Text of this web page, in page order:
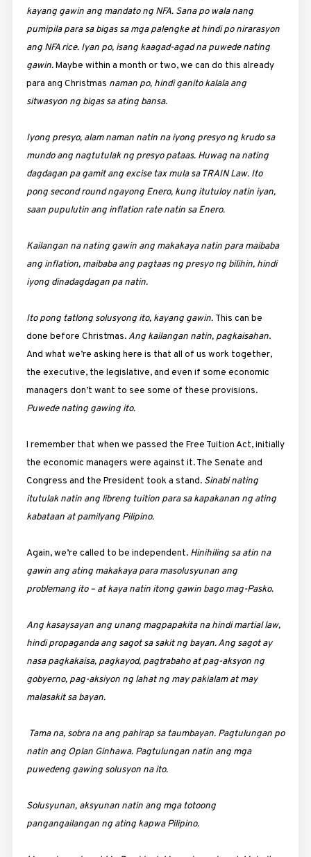
kayang gawin ang mandato ng NFA. Sana po wala nang
pumipila para sa bigas sa mga palengke at hindi po nirarasyon
ang NFA rice. Iyan po, isang kaagad-agad na puwede nating
gawin.Maybe within a month or two, we can do this already
para ang Christmas naman po, hindi ganito kalala ang
sitwasyon ng bigas sa ating bansa.
Iyong presyo, alam naman natin na iyong presyo ng krudo sa
mundo ang nagtutulak ng presyo pataas. Huwag na nating
dagdagan pa gamit ang excise tax mula sa TRAIN Law. Ito
pong second round ngayong Enero, kung itutuloy natin iyan,
saan pupulutin ang inflation rate natin sa Enero.
Kailangan na nating gawin ang makakaya natin para maibaba
ang inflation, maibaba ang pagtaas ng presyo ng bilihin, hindi
iyong dinadagdagan pa natin.
Ito pong tatlong solusyong ito, kayang gawin. This can be
done before Christmas. Ang kailangan natin, pagkaisahan.
And what we’re asking here is that all of us work together,
the executive, the legislative, and even if some economic
managers don’t want to see some of these provisions.
Puwede nating gawing ito.
I remember that when we passed the Free Tuition Act, initially
the economic managers were against it. The Senate and
Congress and the President took a stand. Sinabi nating
itutulak natin ang libreng tuition para sa kapakanan ng ating
kabataan at pamilyang Pilipino.
Again, we’re called to be independent. Hinihiling sa atin na
gawin ang ating makakaya para masolusyunan ang
problemang ito – at kaya natin itong gawin bago mag-Pasko.
Ang kasaysayan ang unang magpapakita na hindi martial law,
hindi propaganda ang sagot sa sakit ng bayan. Ang sagot ay
nasa pagkakaisa, pagkayod, pagtrabaho at pag-aksyon ng
gobyerno, pag-aksiyon ng lahat ng may pakialam at may
malasakit sa bayan.
Tama na, sobra na ang pahirap sa taumbayan. Pagtulungan po
natin ang Oplan Ginhawa. Pagtulungan natin ang mga
puwedeng gawing solusyon na ito.
Solusyunan, aksyunan natin ang mga totoong
pangangailangan ng ating kapwa Pilipino.